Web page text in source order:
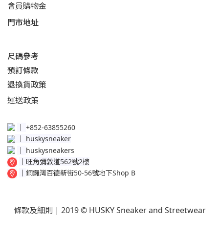
會員購物金
門市地址
尺碼參考
預訂條款
退換貨政策​
運送政策​
│ +852-63855260
huskysneaker
│ huskysneakers
│ 旺角彌敦道562號2樓
│ 銅鑼灣百德新街50-56號地下Shop B
條款及細則 | 2019 © HUSKY Sneaker and Streetwear